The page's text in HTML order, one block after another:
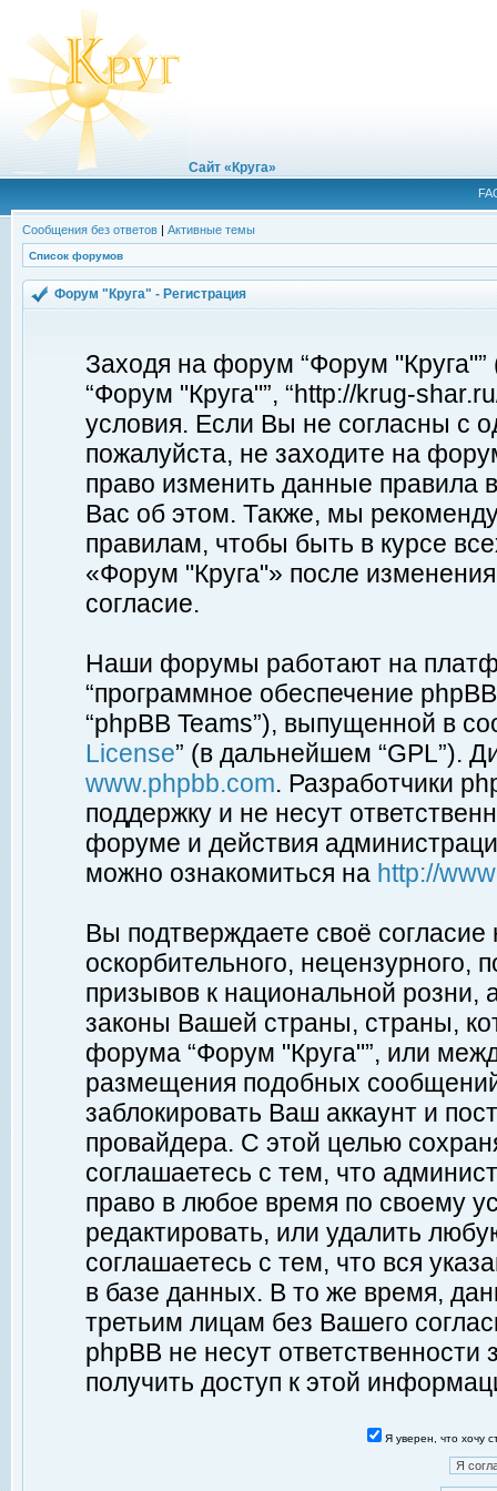
Сайт «Круга»
Сообщения без ответов | Активные темы
Список форумов
Форум "Круга" - Регистрация
Заходя на форум “Форум
“Форум "Круга"”, “http://krug-
условия. Если Вы не согласны с
пожалуйста, не заходите на
право изменить данные правила
Вас об этом. Также, мы
правилам, чтобы быть в курсе
«Форум "Круга"» после
согласие.
Наши форумы работают на
“программное обеспечение
“phpBB Teams”), выпущенной в
License” (в дальнейшем “GPL”).
www.phpbb.com. Разработчики
поддержку и не несут
форуме и действия
можно ознакомиться на http://
Вы подтверждаете своё
оскорбительного, нецензурного,
призывов к национальной
законы Вашей страны, страны,
форума “Форум "Круга"”, или
размещения подобных
заблокировать Ваш аккаунт и
провайдера. С этой целью
соглашаетесь с тем, что
право в любое время по своему
редактировать, или удалить
соглашаетесь с тем, что вся
в базе данных. В то же время,
третьим лицам без Вашего
phpBB не несут ответственности
получить доступ к этой
Я уверен, что хочу